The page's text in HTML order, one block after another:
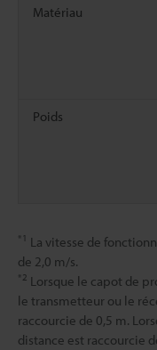
Matériau
Poids
*1 La vitesse de
de 2,0 m/s.
*2 Lorsque le capot de
le transmetteur ou le
raccourcie de 0,5 m.
distance est raccourcie